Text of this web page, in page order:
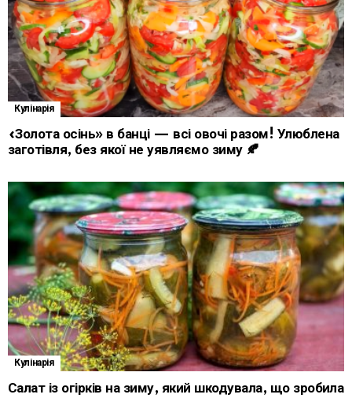
Кулінарія
«Золота осінь» в банці — всі овочі разом! Улюблена
заготівля, без якої не уявляємо зиму 🍂
Кулінарія
Салат із огірків на зиму, який шкодувала, що зробила